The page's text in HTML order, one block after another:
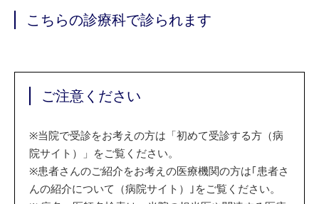
こちらの診療科で診られます
ご注意ください
※当院で受診をお考えの方は「初めて受診する方（病
院サイト）」をご覧ください。
※患者さんのご紹介をお考えの医療機関の方は｢患者さ
んの紹介について（病院サイト）｣をご覧ください。